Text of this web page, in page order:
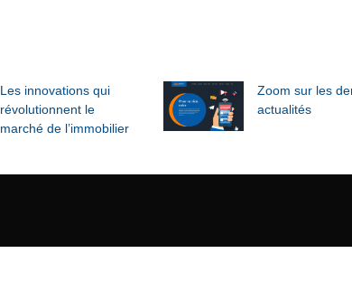
Les innovations qui
révolutionnent le
marché de l’immobilier
Zoom sur les
actualités